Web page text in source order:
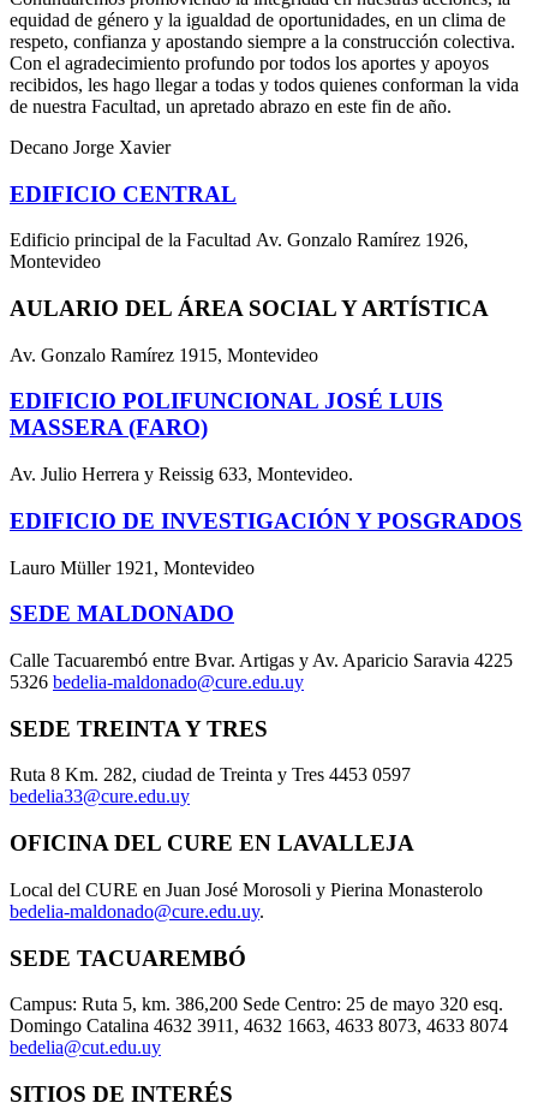
equidad de género y la igualdad de oportunidades, en un clima de
respeto, confianza y apostando siempre a la construcción colectiva.
Con el agradecimiento profundo por todos los aportes y apoyos
recibidos, les hago llegar a todas y todos quienes conforman la vida
de nuestra Facultad, un apretado abrazo en este fin de año.
Decano Jorge Xavier
EDIFICIO CENTRAL
Edificio principal de la Facultad Av. Gonzalo Ramírez 1926,
Montevideo
AULARIO DEL ÁREA SOCIAL Y ARTÍSTICA
Av. Gonzalo Ramírez 1915, Montevideo
EDIFICIO POLIFUNCIONAL JOSÉ LUIS
MASSERA (FARO)
Av. Julio Herrera y Reissig 633, Montevideo.
EDIFICIO DE INVESTIGACIÓN Y POSGRADOS
Lauro Müller 1921, Montevideo
SEDE MALDONADO
Calle Tacuarembó entre Bvar. Artigas y Av. Aparicio Saravia 4225
5326 bedelia-maldonado@cure.edu.uy
SEDE TREINTA Y TRES
Ruta 8 Km. 282, ciudad de Treinta y Tres 4453 0597
bedelia33@cure.edu.uy
OFICINA DEL CURE EN LAVALLEJA
Local del CURE en Juan José Morosoli y Pierina Monasterolo
bedelia-maldonado@cure.edu.uy.
SEDE TACUAREMBÓ
Campus: Ruta 5, km. 386,200 Sede Centro: 25 de mayo 320 esq.
Domingo Catalina 4632 3911, 4632 1663, 4633 8073, 4633 8074
bedelia@cut.edu.uy
SITIOS DE INTERÉS